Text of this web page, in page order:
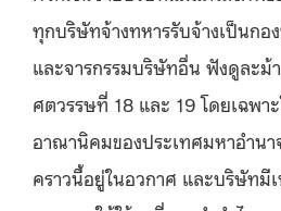
ทุกบริษัทจ้างทหารรับจ้างเป็นก
และจารกรรมบริษัทอื่น ฟังดูละม้
ศตวรรษที่ 18 และ 19 โดยเฉพ
อาณานิคมของประเทศมหาอำน
คราวนี้อยู่ในอวกาศ และบริษัทมี